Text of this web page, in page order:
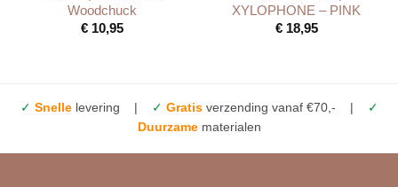
Woodchuck
€10,95
XYLOPHONE – PINK
€18,95
✓ Snellelevering | ✓ Gratisverzending vanaf €70,- |
✓
Duurzamematerialen